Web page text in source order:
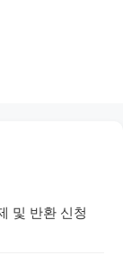
및 반환 신청